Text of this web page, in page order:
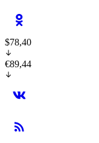
$78,40
€89,44